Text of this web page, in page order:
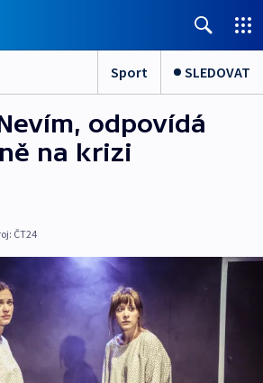
Sport SLEDOVAT
odpovídá
na krizi
ČT24